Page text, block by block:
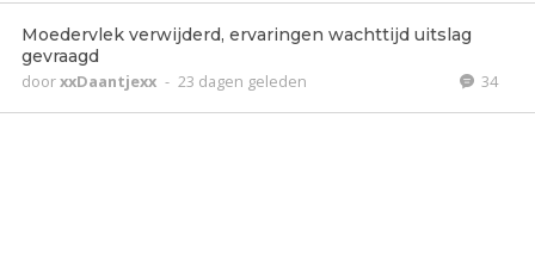
Moedervlek verwijderd, ervaringen wachttijd uitslag
gevraagd
doorxxDaantjexx - 23 dagen geleden 34